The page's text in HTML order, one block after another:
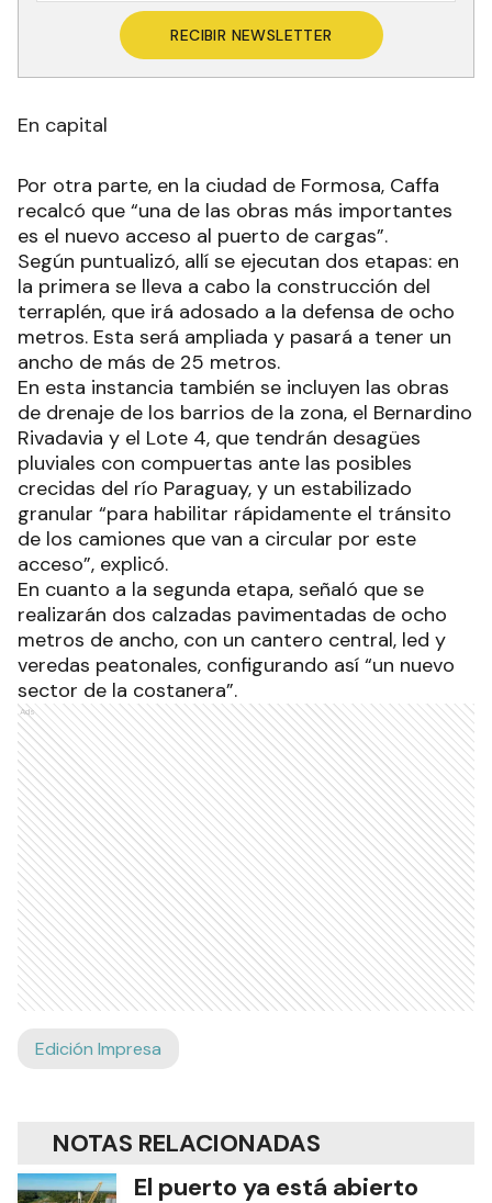
RECIBIR NEWSLETTER
En capital
Por otra parte, en la ciudad de Formosa, Caffa
recalcó que “una de las obras más importantes
es el nuevo acceso al puerto de cargas”.
Según puntualizó, allí se ejecutan dos etapas: en
la primera se lleva a cabo la construcción del
terraplén, que irá adosado a la defensa de ocho
metros. Esta será ampliada y pasará a tener un
ancho de más de 25 metros.
En esta instancia también se incluyen las obras
de drenaje de los barrios de la zona, el Bernardino
Rivadavia y el Lote 4, que tendrán desagües
pluviales con compuertas ante las posibles
crecidas del río Paraguay, y un estabilizado
granular “para habilitar rápidamente el tránsito
de los camiones que van a circular por este
acceso”, explicó.
En cuanto a la segunda etapa, señaló que se
realizarán dos calzadas pavimentadas de ocho
metros de ancho, con un cantero central, led y
veredas peatonales, configurando así “un nuevo
sector de la costanera”.
Ads
Edición Impresa
NOTAS RELACIONADAS
El puerto ya está abierto